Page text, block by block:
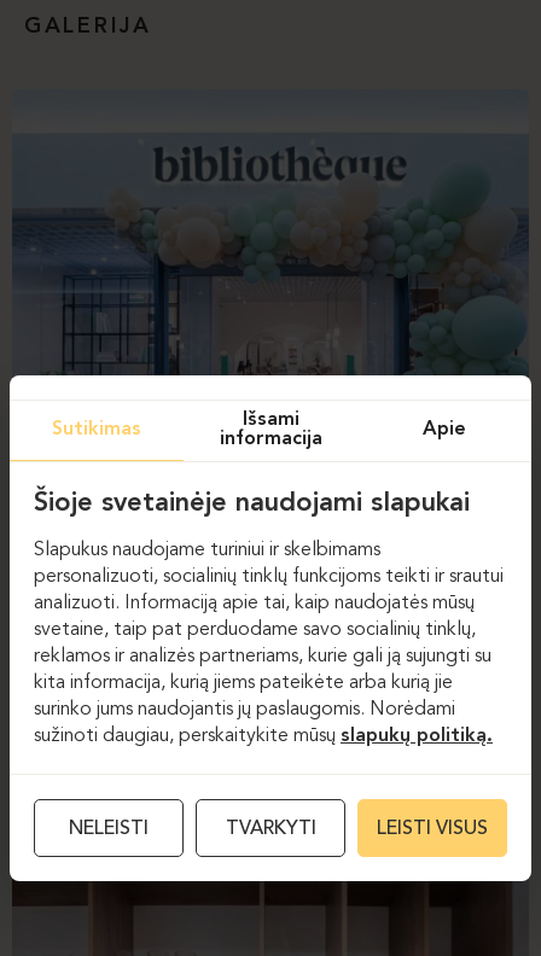
GALERIJA
Sutikimas
Išsami
informacija
Apie
Šioje svetainėje naudojami slapukai
Slapukus naudojame turiniui ir skelbimams
personalizuoti, socialinių tinklų funkcijoms teikti ir srautui
analizuoti. Informaciją apie tai, kaip naudojatės mūsų
svetaine, taip pat perduodame savo socialinių tinklų,
reklamos ir analizės partneriams, kurie gali ją sujungti su
kita informacija, kurią jiems pateikėte arba kurią jie
surinko jums naudojantis jų paslaugomis. Norėdami
sužinoti daugiau, perskaitykite mūsų slapukų politiką.
NELEISTI TVARKYTI LEISTI VISUS